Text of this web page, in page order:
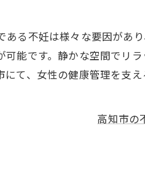
る不妊は様々な要因があ
能です。静かな空間でリ
て、女性の健康管理を支
高知市の